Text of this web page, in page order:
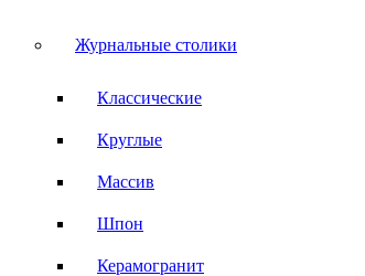
Журнальные столики
Классические
Круглые
Массив
Шпон
Керамогранит